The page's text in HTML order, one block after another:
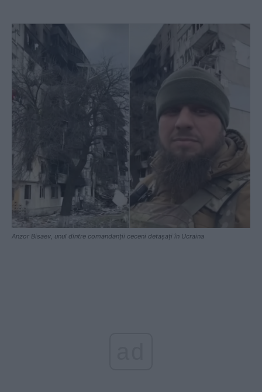
Anzor Bisaev, unul dintre comandanții ceceni detașați în Ucraina